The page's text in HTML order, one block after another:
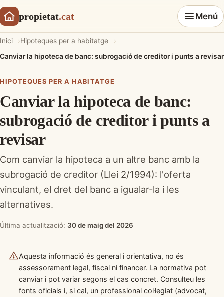
propietat.cat Menú
Inici
Hipoteques per a habitatge
Canviar la hipoteca de banc: subrogació de creditor i punts a revisar
HIPOTEQUES PER A HABITATGE
Canviar la hipoteca de banc:
subrogació de creditor i punts a
revisar
Com canviar la hipoteca a un altre banc amb la
subrogació de creditor (Llei 2/1994): l'oferta
vinculant, el dret del banc a igualar-la i les
alternatives.
Última actualització: 30 de maig del 2026
Aquesta informació és general i orientativa, no és
assessorament legal, fiscal ni financer. La normativa pot
canviar i pot variar segons el cas concret. Consulteu les
fonts oficials i, si cal, un professional col·legiat (advocat,